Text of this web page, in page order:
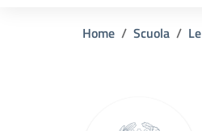
Home Scuola